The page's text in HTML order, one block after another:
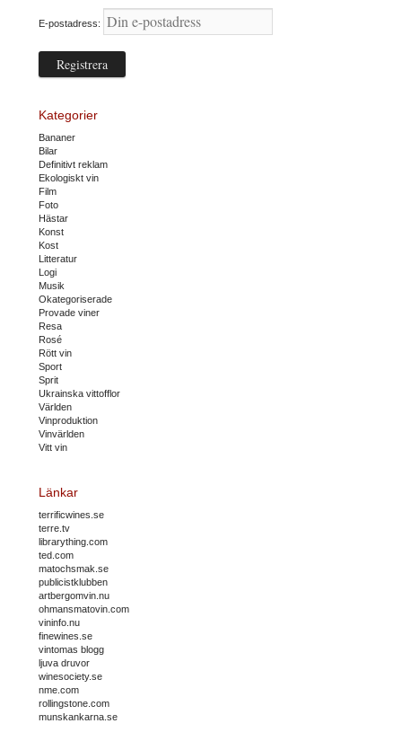
E-postadress:
Kategorier
Bananer
Bilar
Definitivt reklam
Ekologiskt vin
Film
Foto
Hästar
Konst
Kost
Litteratur
Logi
Musik
Okategoriserade
Provade viner
Resa
Rosé
Rött vin
Sport
Sprit
Ukrainska vittofflor
Världen
Vinproduktion
Vinvärlden
Vitt vin
Länkar
terrificwines.se
terre.tv
librarything.com
ted.com
matochsmak.se
publicistklubben
artbergomvin.nu
ohmansmatovin.com
vininfo.nu
finewines.se
vintomas blogg
ljuva druvor
winesociety.se
nme.com
rollingstone.com
munskankarna.se